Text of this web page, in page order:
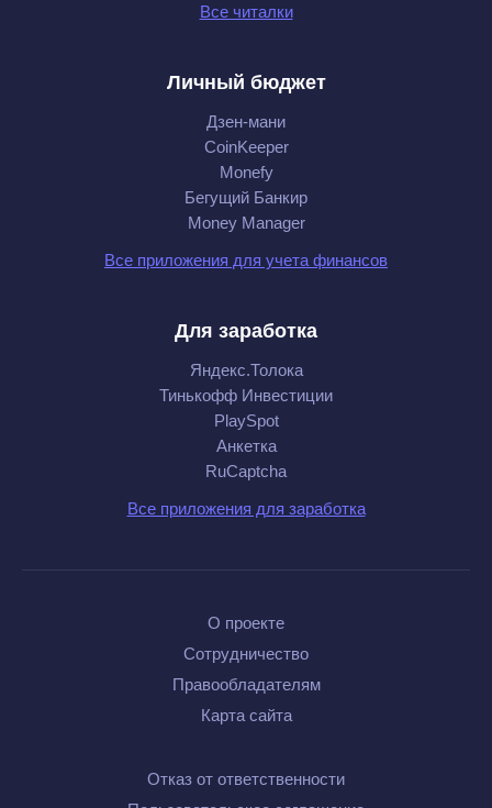
Все читалки
Личный бюджет
Дзен-мани
CoinKeeper
Monefy
Бегущий Банкир
Money Manager
Все приложения для учета финансов
Для заработка
Яндекс.Толока
Тинькофф Инвестиции
PlaySpot
Анкетка
RuCaptcha
Все приложения для заработка
О проекте
Сотрудничество
Правообладателям
Карта сайта
Отказ от ответственности